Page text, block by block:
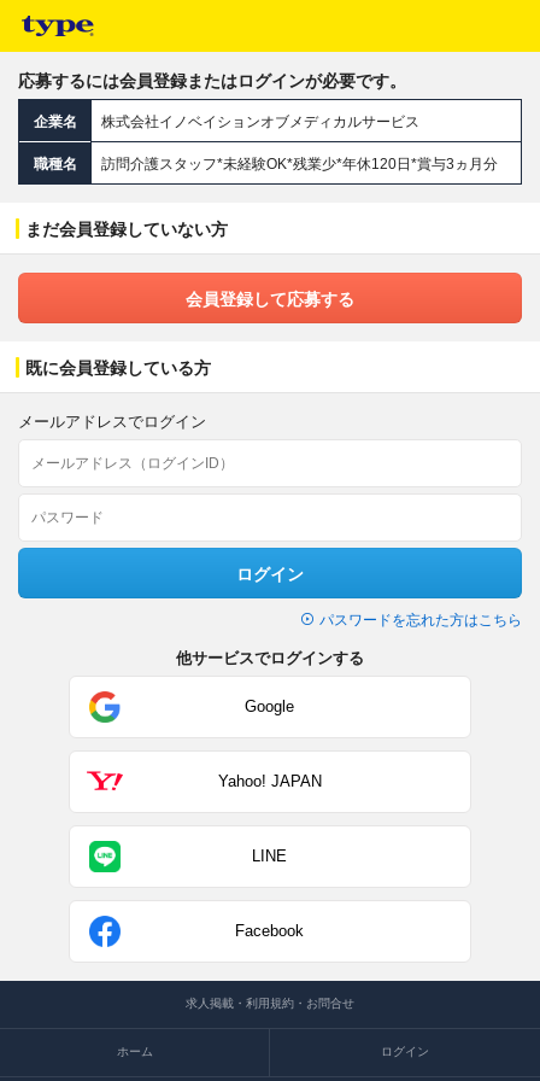
応募するには会員登録またはログインが必要です。
企業名 株式会社イノベイションオブメディカルサービス
職種名 訪問介護スタッフ*未経験OK*残業少*年休120日*賞与3ヵ月分
まだ会員登録していない方
会員登録して応募する
既に会員登録している方
メールアドレスでログイン
ログイン
パスワードを忘れた方はこちら
他サービスでログインする
Google
Yahoo! JAPAN
LINE
Facebook
求人掲載・利用規約・お問合せ
ホーム ログイン